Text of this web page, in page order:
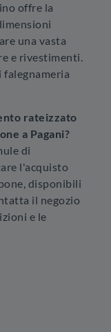
offre la
una vasta
e rivestimenti.
falegnameria
rateizzato
a Pagani?
di
l'acquisto
disponibili
il negozio
e le